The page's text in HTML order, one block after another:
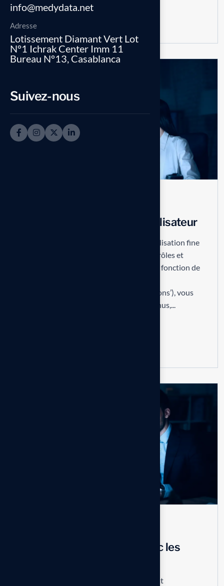
info@medydata.net
Adresse
Lotissement Diamant Vert Lot
N°1 Ichrak Center Imm 11
Bureau N°13, Casablanca
Suivez-nous
Read more
AUG
Personnaliser les menus utilisateur
SAP Business One permet une personnalisation fine
de l’interface utilisateur en fonction des rôles et
responsabilités de chacun. En utilisant la fonction de
Personnalisation > Définir les autorisations’), vous
pouvez masquer ou afficher certains menus,...
Automatiser les tâches avec les
Les alertes SAP Business One permettent